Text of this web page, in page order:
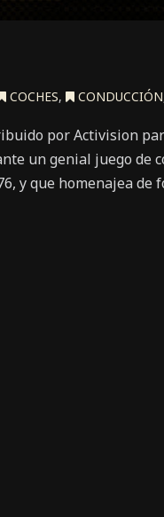
COCHES, CONDUCCIÓN
por Activision
un genial juego de
y que homenajea